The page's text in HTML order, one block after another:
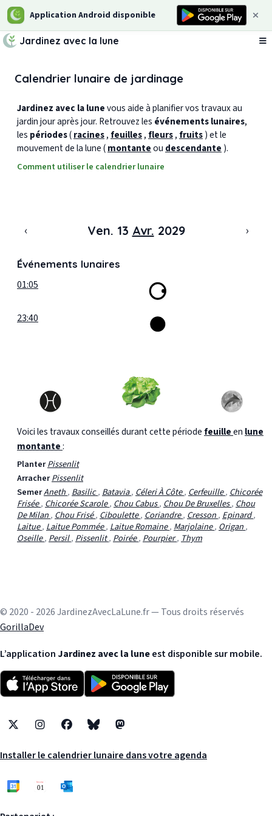
Application Android disponible
Jardinez avec la lune
Calendrier lunaire de jardinage
Jardinez avec la lunevous aide à planifier vos travaux au
jardin jour après jour. Retrouvez les événements lunaires,
les périodes(racines, feuilles, fleurs, fruits) et le
mouvement de la lune (montanteou descendante ).
Comment utiliser le calendrier lunaire
‹ Ven. 13 Avr. 2029 ›
Événements lunaires
01:05
23:40
Voici les travaux conseillés durant cette période feuilleen lune
montante:
PlanterPissenlit
ArracherPissenlit
SemerAneth, Basilic, Batavia, Céleri À Côte, Cerfeuille, Chicorée
Frisée, Chicorée Scarole, Chou Cabus, Chou De Bruxelles, Chou
De Milan, Chou Frisé, Ciboulette, Coriandre, Cresson, Epinard,
Laitue, Laitue Pommée, Laitue Romaine, Marjolaine, Origan,
Oseille, Persil, Pissenlit, Poirée, Pourpier, Thym
© 2020 - 2026 JardinezAvecLaLune.fr — Tous droits réservés
GorillaDev
L’application Jardinez avec la luneest disponible sur mobile.
X InstagramFacebookBlueskyMastodon
Installer le calendrier lunaire dans votre agenda